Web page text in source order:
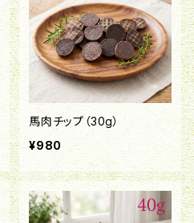
馬肉チップ（30g）
¥980